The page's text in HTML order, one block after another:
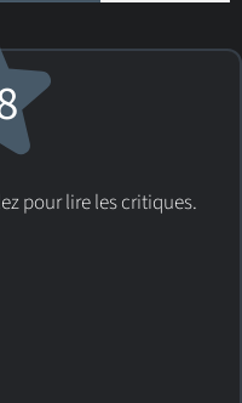
pour lire les critiques.